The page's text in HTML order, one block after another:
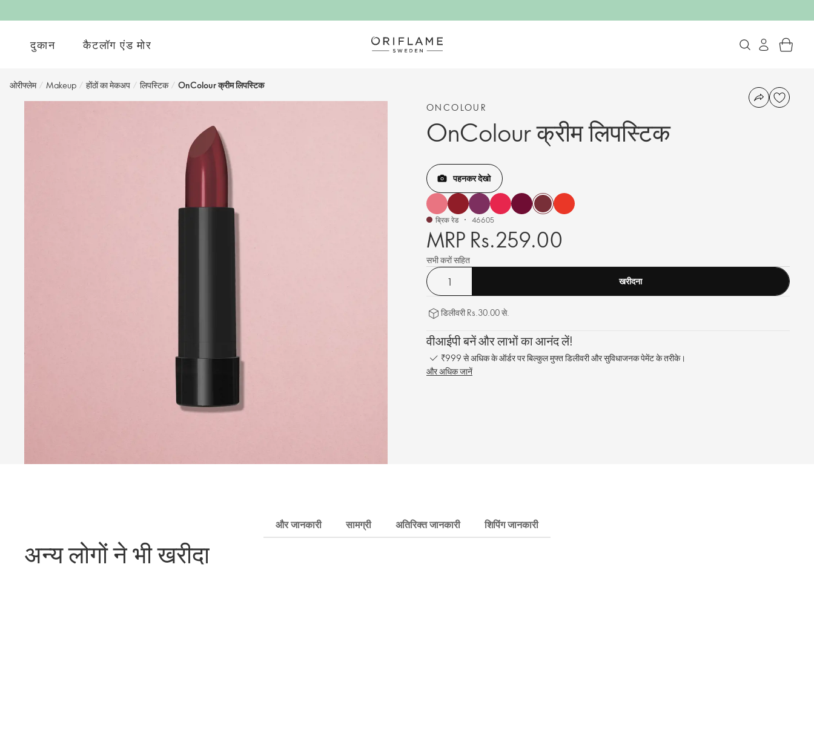
दुकान कैटलॉग एंड मोर
ओरीफ्लेम / Makeup / होंठों का मेकअप / लिपस्टिक / OnColour क्रीम लिपस्टिक
ONCOLOUR
OnColour क्रीम लिपस्टिक
पहनकर देखो
ब्रिक रेड 46605
MRP Rs.259.00
सभी करों सहित
खरीदना
डिलीवरी Rs.30.00 से.
वीआईपी बनें और लाभों का आनंद लें!
₹999 से अधिक के ऑर्डर पर बिल्कुल मुफ्त डिलीवरी और सुविधाजनक पेमेंट के तरीके।
और अधिक जानें
और जानकारी सामग्री अतिरिक्त जानकारी शिपिंग जानकारी
अन्य लोगों ने भी खरीदा